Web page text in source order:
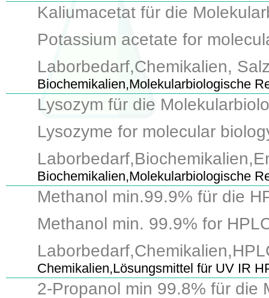
Kaliumacetat für die
Potassium acetate for
Laborbedarf,Chemikalien,
Biochemikalien,Molekularbiologische
Lysozym für die
Lysozyme for molecular
Biochemikalien,Molekularbiologische
Methanol min.99.9% für die
Methanol min. 99.9% for
Chemikalien,Lösungsmittel für UV IR
2-Propanol min 99.8% für die